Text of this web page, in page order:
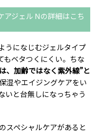
アジェル Nの詳細はこち
うになじむジェルタイプ
もベタつくにくい。ちな
、加齢ではなく紫外線”と
湿やエイジングケアをい
いと台無しになっちゃう
スペシャルケアがあると